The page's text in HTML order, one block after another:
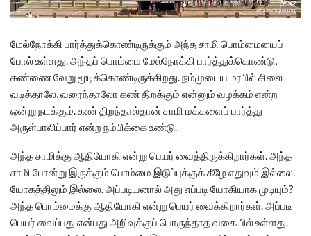
மேல்நோக்கி பார்த்துக்கொண்டிருக்கும் அந்த சாமி பொம்மையைப்
போல் உள்ளது. அந்தப் பொம்மை மேல்நோக்கி பார்த்துக்கொண்டு,
கண்ணை வேறு மூடிக்கொண்டிருக்கிறது. நம்முடைய மரபில் சிலை
வடித்தாலே, வரைந்தாலோ கண் திறக்கும் என்னும் வழக்கம் என்ற
ஒன்று நடக்கும். கண் திறந்தால்தான் சாமி மக்களைப் பார்த்து
அருள்பாலிப்பார் என்ற நம்பிக்கை உண்டு.
அந்த சாமிக்கு ஆதியோகி என்று பெயர் வைத்திருக்கிறார்கள். அந்த
சாமி போன்று இருக்கும் பொம்மை இடுப்புக்குக் கீழே எதுவும் இல்லை.
யோகத்திலும் இல்லை. அப்படியனால் அது எப்படி யோகியாக முடியும்?
அந்த பொம்மைக்கு ஆதியோகி என்று பெயர் வைக்கிறார்கள். அப்படி
பெயர் வைப்பது என்பது அறிவுக்குப் பொருந்தாத வகையில் உள்ளது.